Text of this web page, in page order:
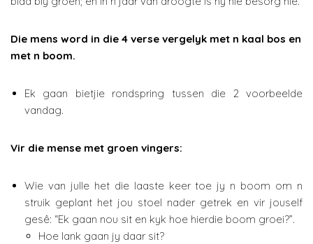
Die mens word in die 4 verse vergelyk met n kaal bos en
met n boom.
Ek gaan bietjie rondspring tussen die 2 voorbeelde
vandag.
Vir die mense met groen vingers:
Wie van julle het die laaste keer toe jy n boom om n
struik geplant het jou stoel nader getrek en vir jouself
gesê: “Ek gaan nou sit en kyk hoe hierdie boom groei?”.
Hoe lank gaan jy daar sit?